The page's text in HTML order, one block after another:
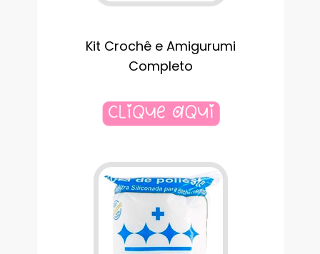
Kit Crochê e Amigurumi
Completo